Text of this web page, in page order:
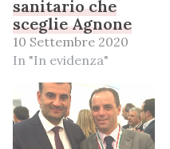
sanitario che
sceglie Agnone
10 Settembre 2020
In "In evidenza"